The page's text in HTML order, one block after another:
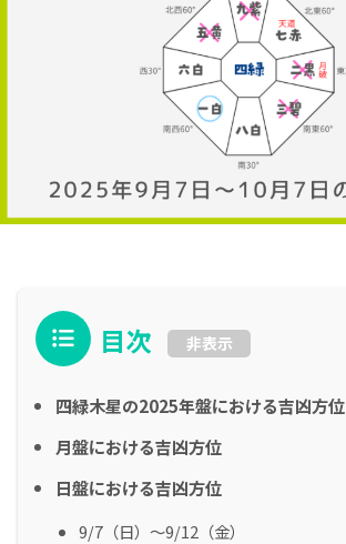
目次 非表示
四緑木星の2025年盤における吉凶方位
月盤における吉凶方位
日盤における吉凶方位
9/7（日）～9/12（金）